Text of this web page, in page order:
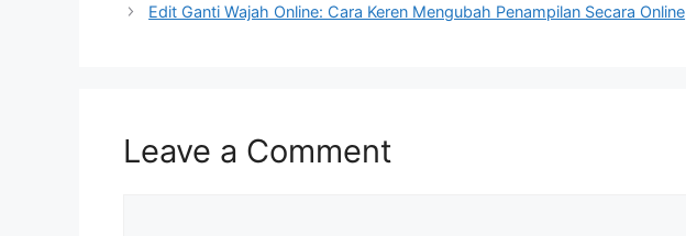
Edit Ganti Wajah Online: Cara Keren Mengubah Penampilan Secara Online
Leave a Comment